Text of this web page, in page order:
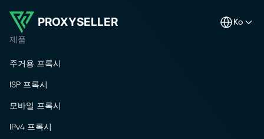
PROXYSELLER ko
제품
주거용 프록시
ISP 프록시
모바일 프록시
IPv4 프록시